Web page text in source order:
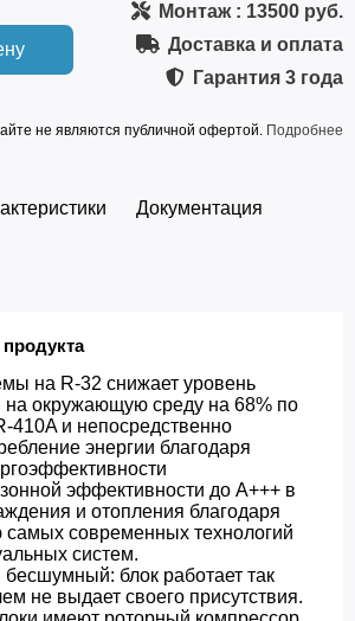
Монтаж: 13500 руб.
Доставка и оплата
Гарантия 3 года
не являются публичной офертой. Подробнее
Документация
на R-32 снижает уровень
на окружающую среду на 68% по
410A и непосредственно
энергии благодаря
эффективности до A+++ в
и отопления благодаря
современных технологий
систем.
бесшумный: блок работает так
не выдает своего присутствия.